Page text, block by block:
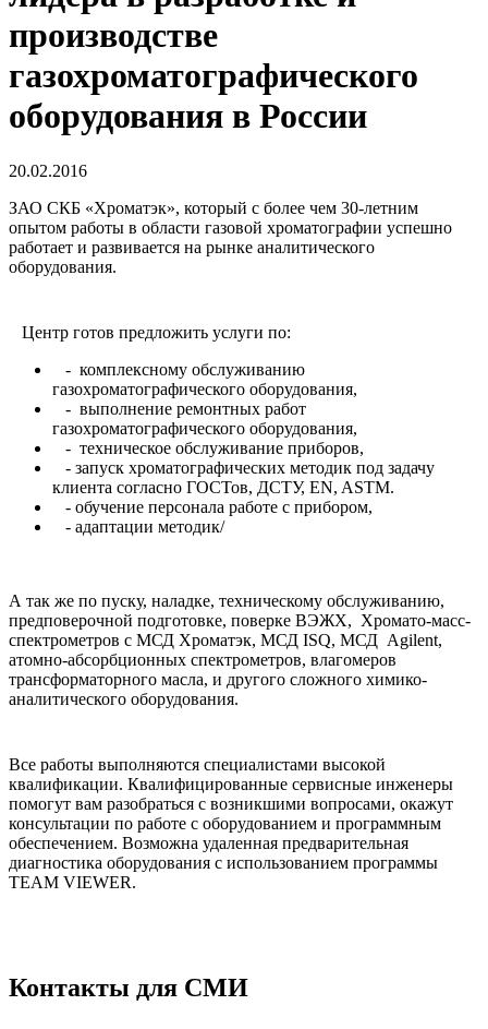
производстве
газохроматографического
оборудования в России
20.02.2016
ЗАО СКБ «Хроматэк», который с более чем 30-летним
опытом работы в области газовой хроматографии успешно
работает и развивается на рынке аналитического
оборудования.
Центр готов предложить услуги по:
- комплексному обслуживанию
газохроматографического оборудования,
- выполнение ремонтных работ
газохроматографического оборудования,
- техническое обслуживание приборов,
- запуск хроматографических методик под задачу
клиента согласно ГОСТов, ДСТУ, EN, ASTM.
- обучение персонала работе с прибором,
- адаптации методик/
А так же по пуску, наладке, техническому обслуживанию,
предповерочной подготовке, поверке ВЭЖХ, Хромато-масс-
спектрометров с МСД Хроматэк, МСД ISQ, МСД Agilent,
атомно-абсорбционных спектрометров, влагомеров
трансформаторного масла, и другого сложного химико-
аналитического оборудования.
Все работы выполняются специалистами высокой
квалификации. Квалифицированные сервисные инженеры
помогут вам разобраться с возникшими вопросами, окажут
консультации по работе с оборудованием и программным
обеспечением. Возможна удаленная предварительная
диагностика оборудования с использованием программы
TEAM VIEWER.
Контакты для СМИ